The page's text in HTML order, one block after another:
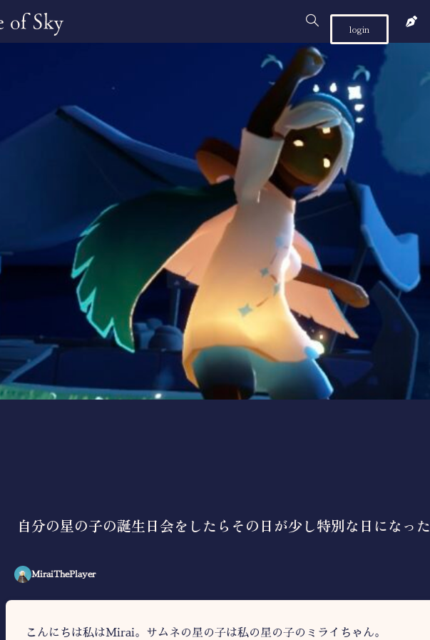
login
自分の星の子の誕生日会をしたらその日が少し特別な日になった
MiraiThePlayer
こんにちは私はMirai。サムネの星の子は私の星の子のミライちゃん。